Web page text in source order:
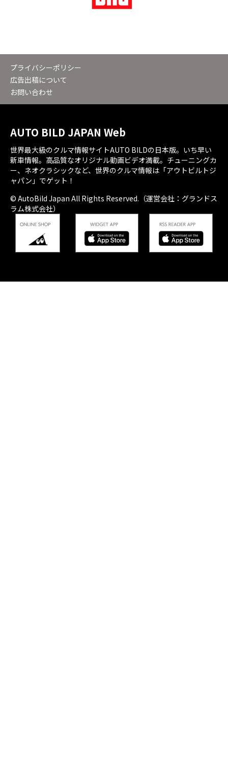
プライバシーポリシー
広告出稿について
お問い合わせ
AUTO BILD JAPAN Web
世界最大級のクルマ情報サイトAUTO BILDの日本版。いち早い
新車情報。高品質なオリジナル動画ビデオ満載。チューニングカ
ー、ネオクラシックなど、世界のクルマ情報は「アウトビルトジ
ャパン」でゲット！
© AutoBild Japan All Rights Reserved.（運営会社：グランドス
ラム株式会社）